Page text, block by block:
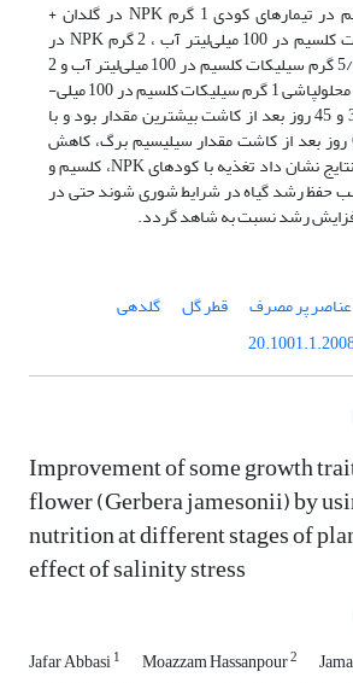
یافت. مقدار سیلیسیم در تیمارهای کودی 1 گرم NPK در گلدان +
محلول­پاشی 1 سیلیکات کلسیم در 100 میلی‌لیتر آب ، 2 گرم NPK در
گلدان + محلول­پاشی 5/0 گرم سیلیکات کلسیم در 100 میلی‌لیتر آب و 2
گرم NPK در گلدان + محلول­پاشی 1 گرم سیلیکات کلسیم در 100 میلی­
لیتر آب و در زمان 30 و 45 روز بعد از کاشت بیشترین مقدار بود و با
تاخیر کوددهی به 60 روز بعد از کاشت مقدار سیلیسیم برگ، کاهش
نشان داد. در نهایت نتایج نشان داد تغذیه با کودهای NPK، کلسیم و
حفظ رشد گیاه در شرایط شوری شوند حتی در
رشد نسبت به شاهد گردد.
عناصر پر مصرف قطر گل
گلدهی
Improvement of some growth
flower (Gerbera jamesonii) by
nutrition at different stages of
effect of salinity stress
Jafar Abbasi1 Moazzam Hassanpour2